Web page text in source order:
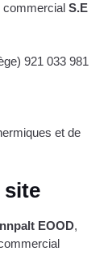
commercial S.E
921 033 981
et de
site
EOOD,